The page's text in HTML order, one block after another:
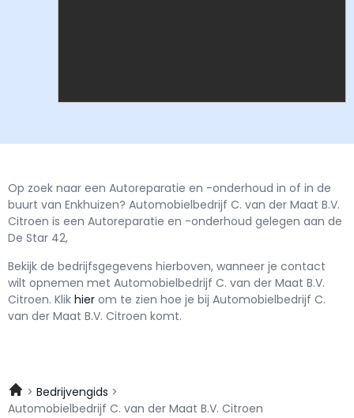
Op zoek naar een Autoreparatie en -onderhoud in of in de
buurt van Enkhuizen? Automobielbedrijf C. van der Maat B.V.
Citroen is een Autoreparatie en -onderhoud gelegen aan de
De Star 42,
Bekijk de bedrijfsgegevens hierboven, wanneer je contact
wilt opnemen met Automobielbedrijf C. van der Maat B.V.
Citroen. Klik hier om te zien hoe je bij Automobielbedrijf C.
van der Maat B.V. Citroen komt.
Bedrijvengids
Automobielbedrijf C. van der Maat B.V. Citroen